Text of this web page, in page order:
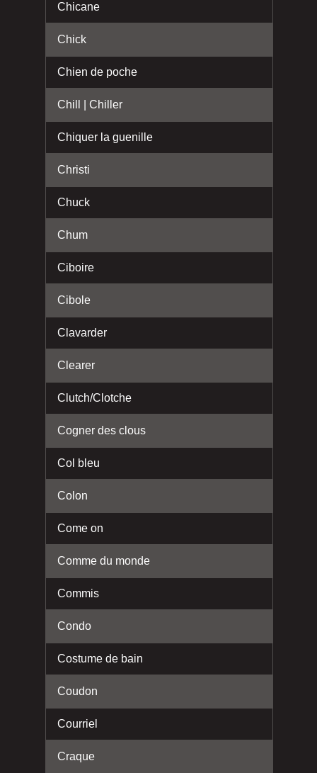
Chicane
Chick
Chien de poche
Chill | Chiller
Chiquer la guenille
Christi
Chuck
Chum
Ciboire
Cibole
Clavarder
Clearer
Clutch/Clotche
Cogner des clous
Col bleu
Colon
Come on
Comme du monde
Commis
Condo
Costume de bain
Coudon
Courriel
Craque